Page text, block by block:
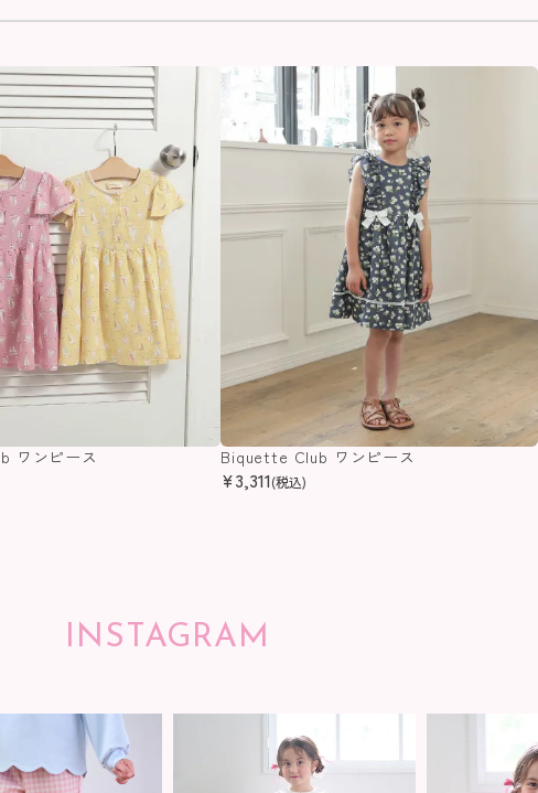
ワンピース Biquette Club ワンピース
¥3,311(税込)
INSTAGRAM